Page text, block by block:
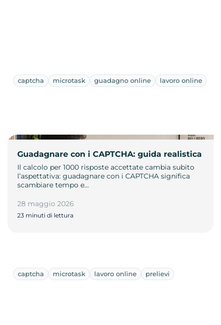
captcha microtask guadagno online lavoro online
Guadagnare con i CAPTCHA: guida realistica
Il calcolo per 1000 risposte accettate cambia subito
l’aspettativa: guadagnare con i CAPTCHA significa
scambiare tempo e…
28 maggio 2026
23 minuti di lettura
captcha microtask lavoro online prelievi